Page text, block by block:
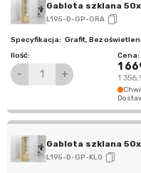
Gablota szklana
L195-D-GP-GRA
Grafit, Bez
- +
1
1
Gablota szklana
L195-D-GP-KLO